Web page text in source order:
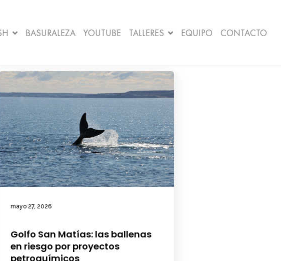
BASURALEZA YOUTUBE TALLERES EQUIPO CONTACTO
mayo 27, 2026
Golfo San Matías: las ballenas
en riesgo por proyectos
petroquímicos